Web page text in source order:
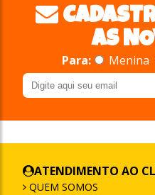
AS
Para: Menina
ATENDIMENTO AO
QUEM SOMOS